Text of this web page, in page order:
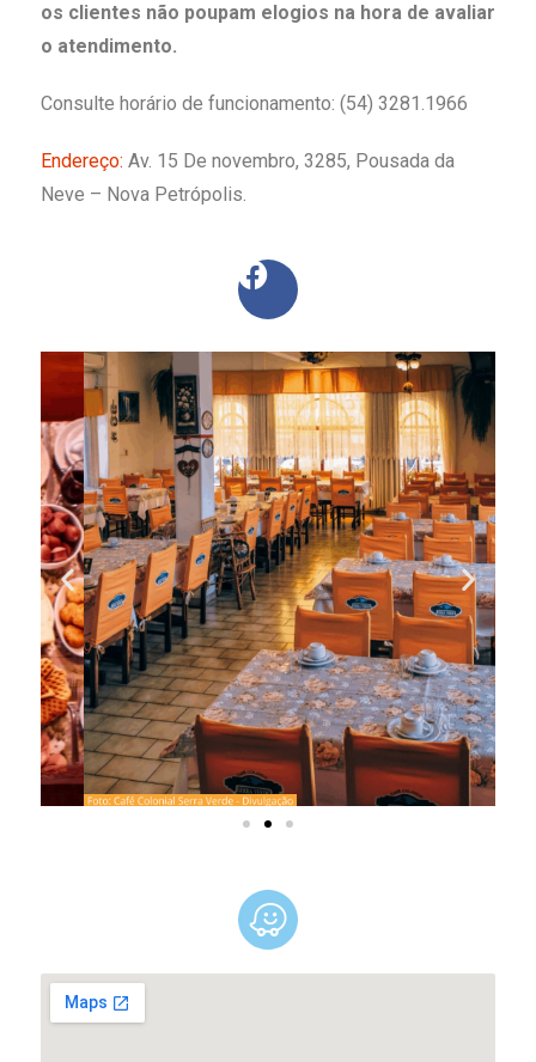
os clientes não poupam elogios na hora de avaliar
o atendimento.
Consulte horário de funcionamento: (54) 3281.1966
Endereço: Av. 15 De novembro, 3285, Pousada da
Neve – Nova Petrópolis.